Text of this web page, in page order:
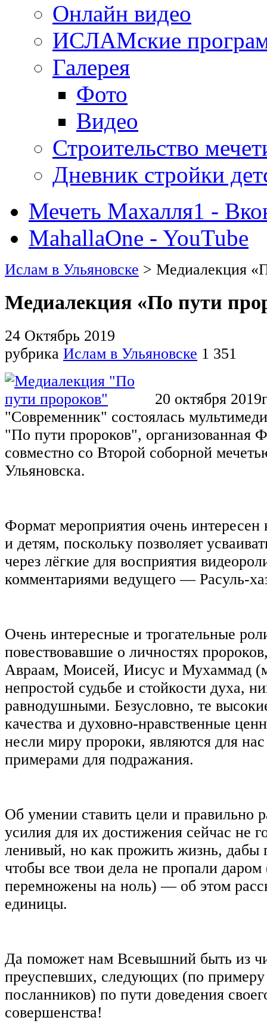
Онлайн видео
ИСЛАМские
Галерея
Фото
Видео
Строительство
Дневник стройки
Мечеть Махалля1 -
MahallaOne - YouTube
Ислам в Ульяновске > Медиалекция
Медиалекция «По пути
24 Октябрь 2019
рубрика Ислам в Ульяновске 1 351
20 октября 2019г
"Современник" состоялась
"По пути пророков", организованная
совместно со Второй соборной
Ульяновска.
Формат мероприятия очень интересен
и детям, поскольку позволяет
через лёгкие для восприятия
комментариями ведущего — Расуль-
Очень интересные и трогательные
повествовавшие о личностях
Авраам, Моисей, Иисус и Мухаммад
непростой судьбе и стойкости духа,
равнодушными. Безусловно, те
качества и духовно-нравственные
несли миру пророки, являются для
примерами для подражания.
Об умении ставить цели и правильно
усилия для их достижения сейчас не
ленивый, но как прожить жизнь, дабы
чтобы все твои дела не пропали
перемножены на ноль) — об этом
единицы.
Да поможет нам Всевышний быть из
преуспевших, следующих (по примеру
посланников) по пути доведения
совершенства!